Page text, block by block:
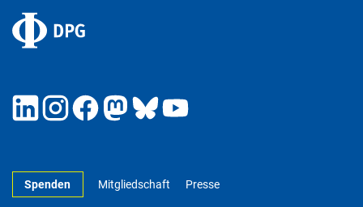
Spenden Mitgliedschaft Presse